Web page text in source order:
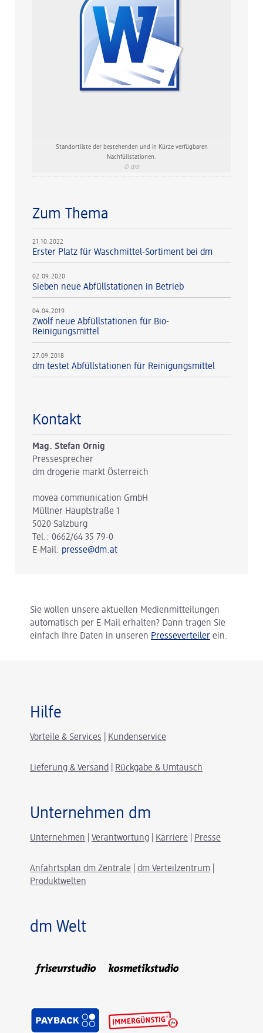
Standortliste der bestehenden und in Kürze verfügbaren
Nachfüllstationen.
© dm
Zum Thema
21.10.2022
Erster Platz für Waschmittel-Sortiment bei dm
02.09.2020
Sieben neue Abfüllstationen in Betrieb
04.04.2019
Zwölf neue Abfüllstationen für Bio-
Reinigungsmittel
27.09.2018
dm testet Abfüllstationen für Reinigungsmittel
Kontakt
Mag. Stefan Ornig
Pressesprecher
dm drogerie markt Österreich
movea communication GmbH
Müllner Hauptstraße 1
5020 Salzburg
Tel.: 0662/64 35 79-0
E-Mail: presse@dm.at
Sie wollen unsere aktuellen Medienmitteilungen
automatisch per E-Mail erhalten? Dann tragen Sie
einfach Ihre Daten in unseren Presseverteiler ein.
Hilfe
Vorteile & Services Kundenservice
Lieferung & Versand Rückgabe & Umtausch
Unternehmen dm
Unternehmen Verantwortung Karriere Presse
Anfahrtsplan dm Zentrale dm Verteilzentrum
Produktwelten
dm Welt